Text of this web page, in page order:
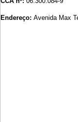
Endereço:Avenida Max